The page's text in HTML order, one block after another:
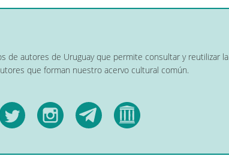
de autores de Uruguay que permite consultar y reutilizar la
que forman nuestro acervo cultural común.